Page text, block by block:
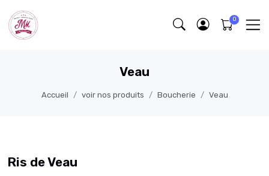
Veau
Accueil voir nos produits Boucherie Veau
Ris de Veau